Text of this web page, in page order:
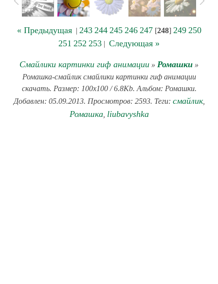
« Предыдущая| 243 244 245 246 247[248] 249 250
251 252 253 | Следующая »
Смайлики картинки гиф анимации » Ромашки »
Ромашка-смайлик смайлики картинки гиф анимации
скачать. Размер: 100x100 / 6.8Kb. Альбом: Ромашки.
Добавлен: 05.09.2013. Просмотров: 2593. Теги: смайлик,
Ромашка, liubavyshka